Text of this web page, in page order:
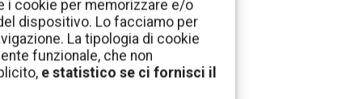
i cookie per memorizzare e/o
dispositivo. Lo facciamo per
La tipologia di cookie
funzionale, che non
e statistico se ci fornisci il
lo ospita è